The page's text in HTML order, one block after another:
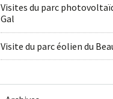
Visites du parc
Gal
Visite du parc éolien du